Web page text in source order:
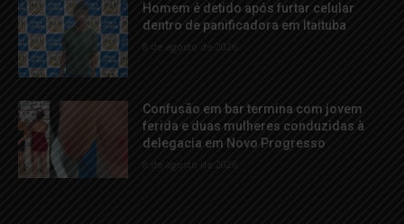
Homem é detido após furtar celular
dentro de panificadora em Itaituba
8 de agosto de 2026
Confusão em bar termina com jovem
ferida e duas mulheres conduzidas à
delegacia em Novo Progresso
8 de agosto de 2026